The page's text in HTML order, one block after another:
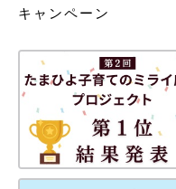
PROFILE
料理研究家、栄養士、食
からおべんとうづくりま
友社）『おいしさ満点！
『大人かわいい飾り切り
キャンペーン